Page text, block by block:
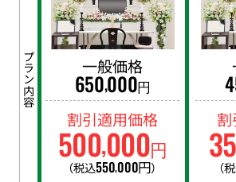
プラン内容 一般価格
650,000円
割引適用価格
500,000円
（税込550,000円） （